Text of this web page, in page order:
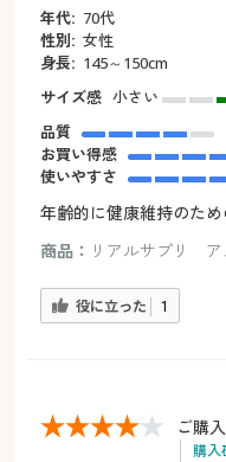
年代: 70代
性別: 女性
身長: 145～150cm
サイズ感 小さい
品質
お買い得感
使いやすさ
年齢的に健康維持のた
商品： リアルサプリ ア
役に立った 1
ご購
購入